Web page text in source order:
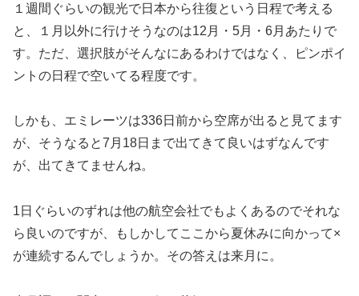
１週間ぐらいの観光で日本から往復という日程で考える
と、１月以外に行けそうなのは12月・5月・6月あたりで
す。ただ、選択肢がそんなにあるわけではなく、ピンポイ
ントの日程で空いてる程度です。
しかも、エミレーツは336日前から空席が出ると見てます
が、そうなると7月18日まで出てきて良いはずなんです
が、出てきてませんね。
1日ぐらいのずれは他の航空会社でもよくあるのでそれな
ら良いのですが、もしかしてここから夏休みに向かって×
が連続するんでしょうか。その答えは来月に。